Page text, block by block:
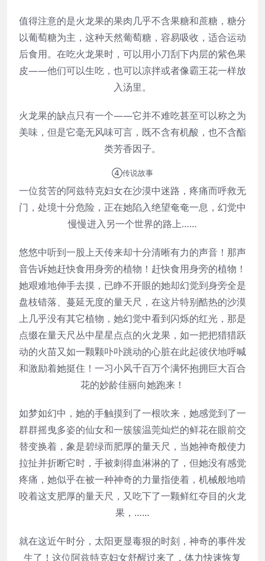
值得注意的是火龙果的果肉几乎不含果糖和蔗糖，糖分
以葡萄糖为主，这种天然葡萄糖，容易吸收，适合运动
后食用。在吃火龙果时，可以用小刀刮下内层的紫色果
皮——他们可以生吃，也可以凉拌或者像霸王花一样放
入汤里。
火龙果的缺点只有一个——它并不难吃甚至可以称之为
美味，但是它毫无风味可言，既不含有机酸，也不含酯
类芳香因子。
④传说故事
一位贫苦的阿兹特克妇女在沙漠中迷路，疼痛而呼救无
门，处境十分危险，正在她陷入绝望奄奄一息，幻觉中
慢慢进入另一个世界的路上……
悠悠中听到一股上天传来却十分清晰有力的声音！那声
音告诉她赶快食用身旁的植物！赶快食用身旁的植物！
她艰难地伸手去摸，已睁不开眼的她却幻觉到身旁全是
盘枝错落、蔓延无度的量天尺，在这片特别酷热的沙漠
上几乎没有其它植物，她幻觉中看到闪烁的红光，那是
点缀在量天尺丛中星星点点的火龙果，如一把把猎猎跃
动的火苗又如一颗颗卟卟跳动的心脏在此起彼伏地呼喊
和激励着她挺住！一习小风千百万个满怀抱拥巨大百合
花的妙龄佳丽向她跑来！
如梦如幻中，她的手触摸到了一根吹来，她感觉到了一
群群摇曳多姿的仙女和一簇簇温莞灿烂的鲜花在眼前交
替变换着，象是碧绿而肥厚的量天尺，当她神奇般使力
拉扯并折断它时，手被刺得血淋淋的了，但她没有感觉
疼痛，她似乎在被一种神奇的力量指使着，机械般地啃
咬着这支肥厚的量天尺，又吃下了一颗鲜红夺目的火龙
果，……
就在这近午时分，太阳更显毒狠的时刻，神奇的事件发
生了！这位阿兹特克妇女舒醒过来了，体力快速恢复